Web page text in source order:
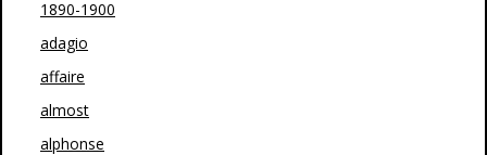
1890-1900
adagio
affaire
almost
alphonse